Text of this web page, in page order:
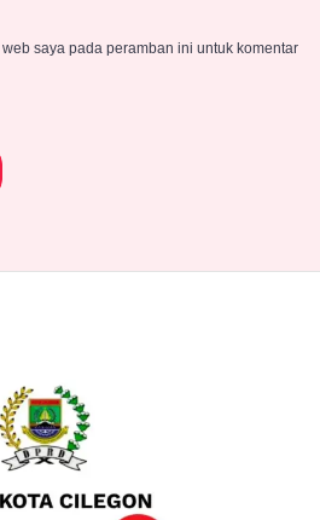
saya pada peramban ini untuk komentar